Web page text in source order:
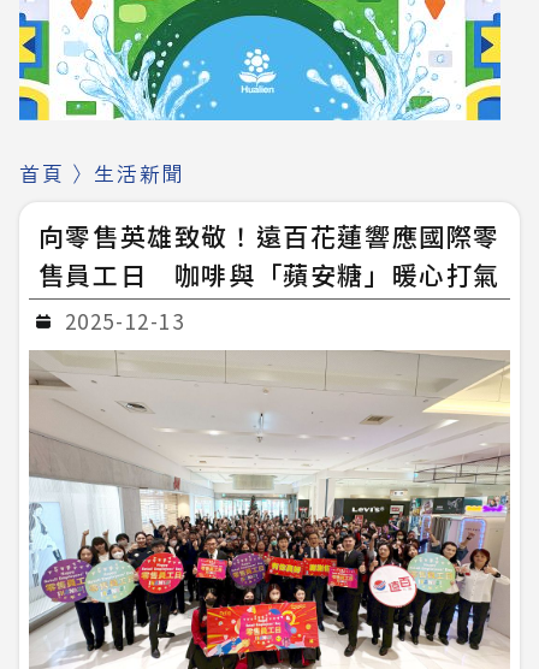
首頁 〉 生活新聞
向零售英雄致敬！遠百花蓮響應國際零
售員工日 咖啡與「蘋安糖」暖心打氣
2025-12-13